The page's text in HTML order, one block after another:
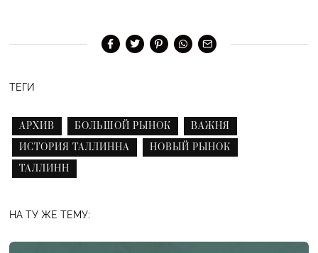
ТЕГИ
АРХИВ БОЛЬШОЙ РЫНОК
ВАЖНЯ
ИСТОРИЯ ТАЛЛИННА
НОВЫЙ РЫНОК
ТАЛЛИНН
НА ТУ ЖЕ ТЕМУ: